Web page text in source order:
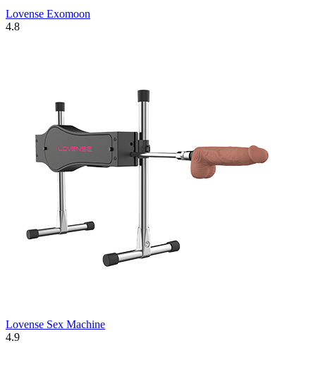
Lovense Exomoon
4.8
Lovense Sex Machine
4.9